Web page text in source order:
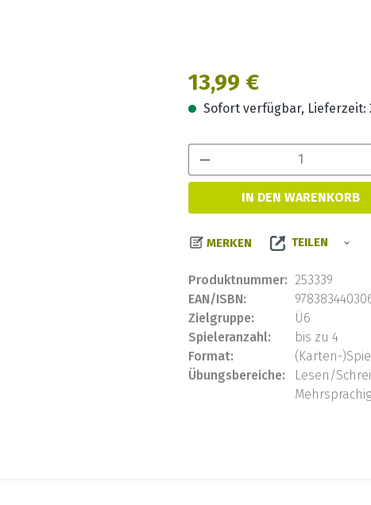
Regulärer Preis:
13,99 €
Sofort verfügbar, Lieferzeit:
IN DEN WARENKORB
MERKEN TEILEN
Produktnummer: 253339
EAN/ISBN:
Zielgruppe:
Ü6
Spieleranzahl:
bis zu 4
Format:
(Karten-
Übungsbereiche:
Lesen/